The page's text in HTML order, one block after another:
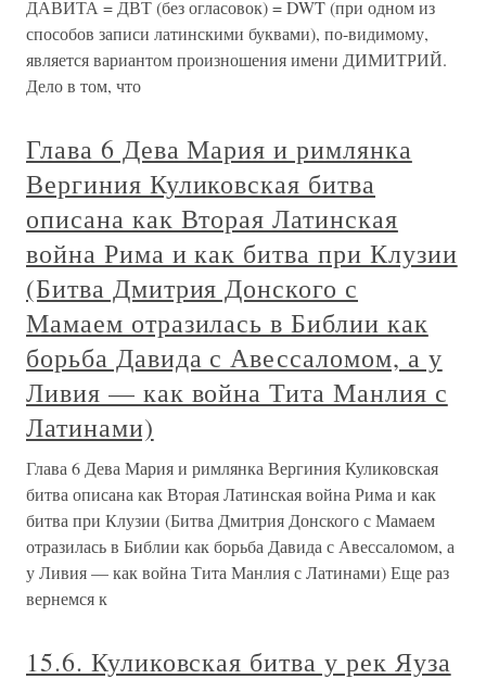
ДАВИТА = ДВТ (без огласовок) = DWT (при одном из
способов записи латинскими буквами), по-видимому,
является вариантом произношения имени ДИМИТРИЙ.
Дело в том, что
Глава 6 Дева Мария и римлянка
Вергиния Куликовская битва
описана как Вторая Латинская
война Рима и как битва при Клузии
(Битва Дмитрия Донского с
Мамаем отразилась в Библии как
борьба Давида с Авессаломом, а у
Ливия — как война Тита Манлия с
Латинами)
Глава 6 Дева Мария и римлянка Вергиния Куликовская
битва описана как Вторая Латинская война Рима и как
битва при Клузии (Битва Дмитрия Донского с Мамаем
отразилась в Библии как борьба Давида с Авессаломом, а
у Ливия — как война Тита Манлия с Латинами) Еще раз
вернемся к
15.6. Куликовская битва у рек Яуза